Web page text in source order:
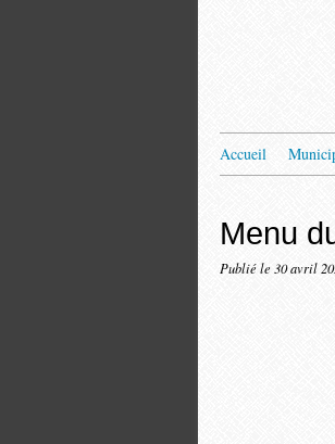
Accueil
Menu
Publié le 30 avril